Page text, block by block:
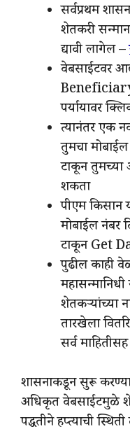
सर्वप्रथम
शेतकरी
द्यावी लागेल –
वेबसाईटवर
Beneficiary
पर्यायावर
त्यानंतर एक
तुमचा मोबाईल
टाकून तुमच्या
शकता
पीएम किसान
मोबाईल नंबर
टाकून Get
पुढील काही
शेतकऱ्यांच्या
तारखेला
सर्व
शासनाकडून सुरू
अधिकृत वेबसाईटमुळे
पद्धतीने हप्त्याची